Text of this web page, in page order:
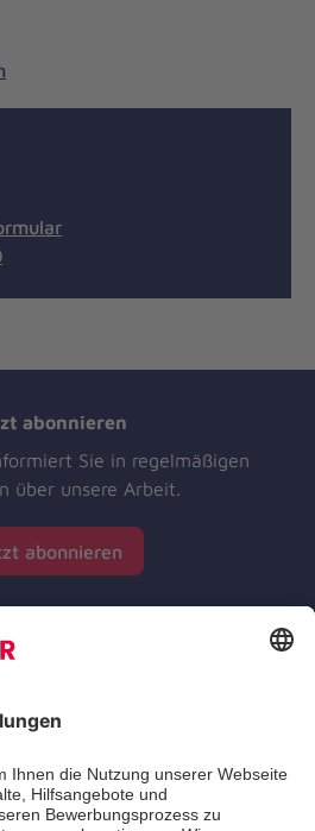
abonnieren
Sie in regelmäßigen
über unsere Arbeit.
abonnieren
Unfall-Hilfe e.V.
führt das Spendenzertifikat